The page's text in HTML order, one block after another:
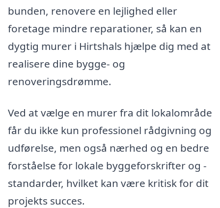
bunden, renovere en lejlighed eller
foretage mindre reparationer, så kan en
dygtig murer i Hirtshals hjælpe dig med at
realisere dine bygge- og
renoveringsdrømme.
Ved at vælge en murer fra dit lokalområde
får du ikke kun professionel rådgivning og
udførelse, men også nærhed og en bedre
forståelse for lokale byggeforskrifter og -
standarder, hvilket kan være kritisk for dit
projekts succes.